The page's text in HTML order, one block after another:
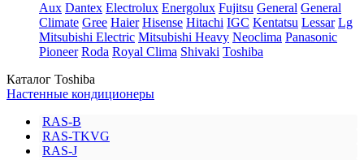
Aux Dantex Electrolux Energolux Fujitsu General General
Climate Gree Haier Hisense Hitachi IGC Kentatsu Lessar Lg
Mitsubishi Electric Mitsubishi Heavy Neoclima Panasonic
Pioneer Roda Royal Clima Shivaki Toshiba
Каталог Toshiba
Настенные кондиционеры
RAS-B
RAS-TKVG
RAS-J